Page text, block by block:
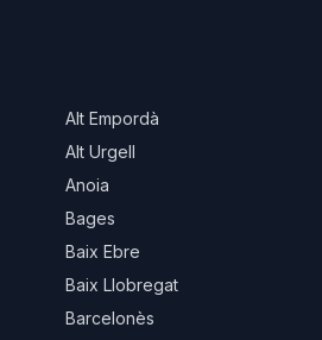
Alt Empordà
Alt Urgell
Anoia
Bages
Baix Ebre
Baix Llobregat
Barcelonès